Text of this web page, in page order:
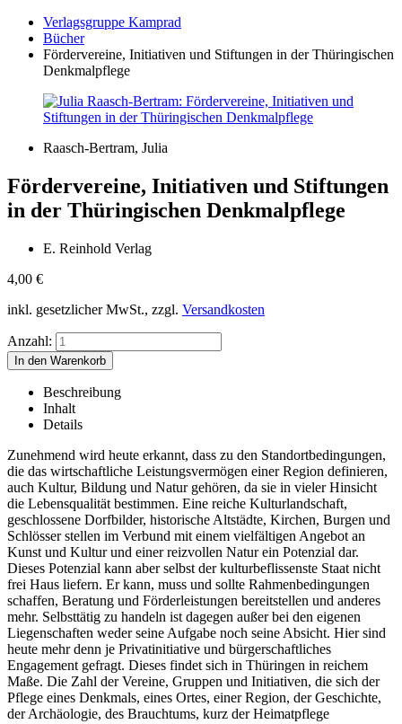
Verlagsgruppe Kamprad
Bücher
Fördervereine, Initiativen und Stiftungen in der Thüringischen
Denkmalpflege
Raasch-Bertram, Julia
Fördervereine, Initiativen und Stiftungen
in der Thüringischen Denkmalpflege
E. Reinhold Verlag
4,00 €
inkl. gesetzlicher MwSt., zzgl. Versandkosten
Anzahl:
Beschreibung
Inhalt
Details
Zunehmend wird heute erkannt, dass zu den Standortbedingungen,
die das wirtschaftliche Leistungsvermögen einer Region definieren,
auch Kultur, Bildung und Natur gehören, da sie in vieler Hinsicht
die Lebensqualität bestimmen. Eine reiche Kulturlandschaft,
geschlossene Dorfbilder, historische Altstädte, Kirchen, Burgen und
Schlösser stellen im Verbund mit einem vielfältigen Angebot an
Kunst und Kultur und einer reizvollen Natur ein Potenzial dar.
Dieses Potenzial kann aber selbst der kulturbeflissenste Staat nicht
frei Haus liefern. Er kann, muss und sollte Rahmenbedingungen
schaffen, Beratung und Förderleistungen bereitstellen und anderes
mehr. Selbsttätig zu handeln ist dagegen außer bei den eigenen
Liegenschaften weder seine Aufgabe noch seine Absicht. Hier sind
heute mehr denn je Privatinitiative und bürgerschaftliches
Engagement gefragt. Dieses findet sich in Thüringen in reichem
Maße. Die Zahl der Vereine, Gruppen und Initiativen, die sich der
Pflege eines Denkmals, eines Ortes, einer Region, der Geschichte,
der Archäologie, des Brauchtums, kurz der Heimatpflege